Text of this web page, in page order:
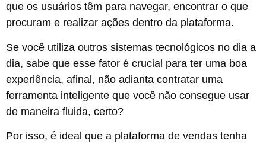
que os usuários têm para navegar, encontrar o que
procuram e realizar ações dentro da plataforma.
Se você utiliza outros sistemas tecnológicos no dia a
dia, sabe que esse fator é crucial para ter uma boa
experiência, afinal, não adianta contratar uma
ferramenta inteligente que você não consegue usar
de maneira fluida, certo?
Por isso, é ideal que a plataforma de vendas tenha